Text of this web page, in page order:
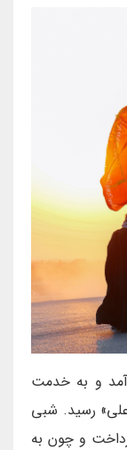
و به خدمت
رسيد. شبى
و چون به